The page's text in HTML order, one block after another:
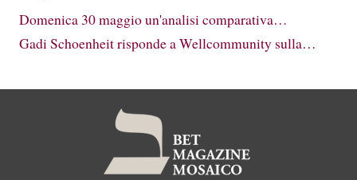
Domenica 30 maggio un'analisi comparativa…
Gadi Schoenheit risponde a Wellcommunity sulla…